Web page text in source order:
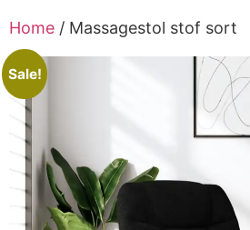
Home / Massagestol stof sort
Sale!